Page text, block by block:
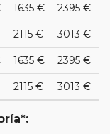
1635 € 2395 €
2115 € 3013 €
1635 € 2395 €
2115 € 3013 €